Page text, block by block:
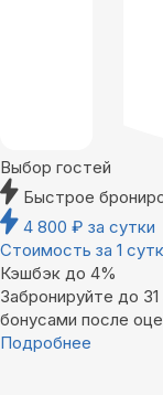
Выбор гостей
Быстрое
4 800 ₽ за сутки
Стоимость за 1
Кэшбэк до 4%
Забронируйте до
бонусами после
Подробнее